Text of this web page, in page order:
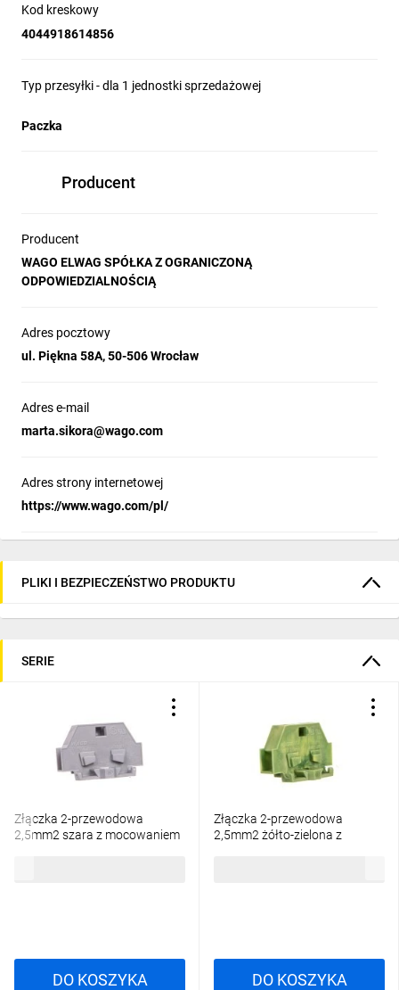
Kod kreskowy
4044918614856
Typ przesyłki - dla 1 jednostki sprzedażowej
Paczka
Producent
Producent
WAGO ELWAG SPÓŁKA Z OGRANICZONĄ
ODPOWIEDZIALNOŚCIĄ
Adres pocztowy
ul. Piękna 58A, 50-506 Wrocław
Adres e-mail
marta.sikora@wago.com
Adres strony internetowej
https://www.wago.com/pl/
PLIKI I BEZPIECZEŃSTWO PRODUKTU
SERIE
Złączka 2-przewodowa
2,5mm2 szara z mocowaniem
DO KOSZYKA
Złączka 2-przewodowa
2,5mm2 żółto-zielona z
DO KOSZYKA